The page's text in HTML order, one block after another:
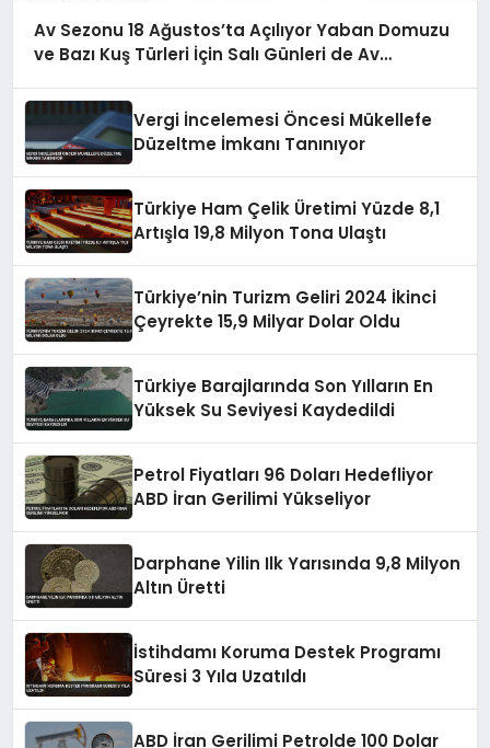
Av Sezonu 18 Ağustos’ta Açılıyor Yaban Domuzu
ve Bazı Kuş Türleri İçin Salı Günleri de Av
Vergi İncelemesi Öncesi Mükellefe
Düzeltme İmkanı Tanınıyor
Türkiye Ham Çelik Üretimi Yüzde 8,1
Artışla 19,8 Milyon Tona Ulaştı
Türkiye’nin Turizm Geliri 2024 İkinci
Çeyrekte 15,9 Milyar Dolar Oldu
Türkiye Barajlarında Son Yılların En
Yüksek Su Seviyesi Kaydedildi
Petrol Fiyatları 96 Doları Hedefliyor
ABD İran Gerilimi Yükseliyor
Darphane Yilin Ilk Yarısında 9,8 Milyon
Altın Üretti
İstihdamı Koruma Destek Programı
Süresi 3 Yıla Uzatıldı
ABD İran Gerilimi Petrolde 100 Dolar